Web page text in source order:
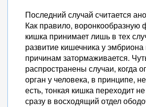
Последний случай считается
Как правило, воронкообразную
кишка принимает лишь в тех
развитие кишечника у эмбриона
причинам затормаживается.
распространены случаи, когда
орган у человека, в принципе,
есть, тонкая кишка переходит
сразу в восходящий отдел